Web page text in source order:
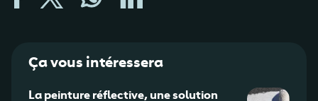
Ça vous intéressera
La peinture réflective, une solution